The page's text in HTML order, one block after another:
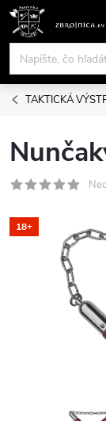
Prejsť
obsah
TAKTICKÁ
18+